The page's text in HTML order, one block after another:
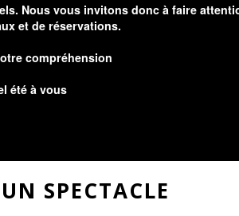
Nous vous invitons donc à faire
et de réservations.
compréhension
été à vous
SPECTACLE